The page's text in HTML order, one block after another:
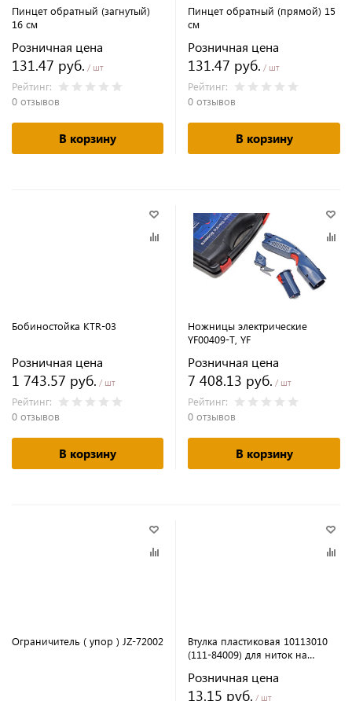
Пинцет обратный (загнутый)
16 см
Розничная цена
131.47 руб. / шт
Рейтинг:
0 отзывов
В корзину
Пинцет обратный (прямой) 15
см
Розничная цена
131.47 руб. / шт
Рейтинг:
0 отзывов
В корзину
Бобиностойка KTR-03
Розничная цена
1 743.57 руб. / шт
Рейтинг:
0 отзывов
В корзину
Ножницы электрические
YF00409-T, YF
Розничная цена
7 408.13 руб. / шт
Рейтинг:
0 отзывов
В корзину
Ограничитель ( упор ) JZ-72002
Втулка пластиковая 10113010
(111-84009) для ниток на
Розничная цена
13.15 руб. / шт